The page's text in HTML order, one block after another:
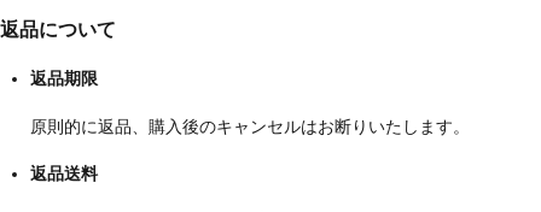
返品について
返品期限
原則的に返品、購入後のキャンセルはお断りいたします。
返品送料